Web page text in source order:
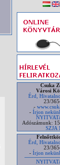
Csuka
Városi
Érd,
23/
-
- Írjon
Adószámunk:
SZJA
Érd,
23/
- Írjon